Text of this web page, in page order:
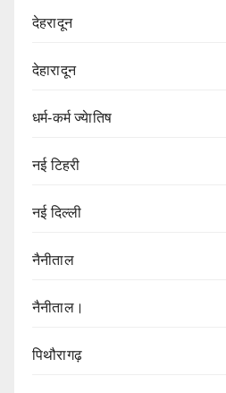
देहरादून
देहारादून
धर्म-कर्म ज्येातिष
नई टिहरी
नई दिल्ली
नैनीताल
नैनीताल।
पिथौरागढ़